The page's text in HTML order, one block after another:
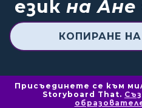
език на
КОПИРАНЕ
Присъединете се към
Storyboard That.